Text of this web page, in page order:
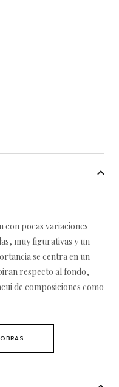
con pocas variaciones
muy figurativas y un
se centra en un
respecto al fondo,
de composiciones como